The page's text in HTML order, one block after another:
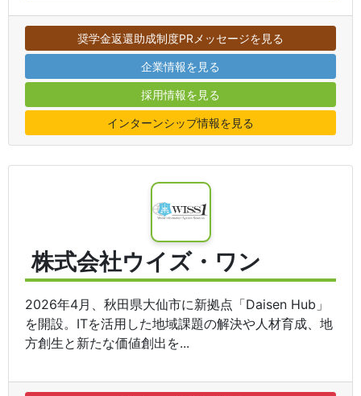
奨学金返還助成制度PRメッセージを見る
企業情報を見る
採用情報を見る
インターンシップ情報を見る
株式会社ウイズ・ワン
2026年4月、秋田県大仙市に新拠点「Daisen Hub」
を開設。ITを活用した地域課題の解決や人材育成、地
方創生と新たな価値創出を...